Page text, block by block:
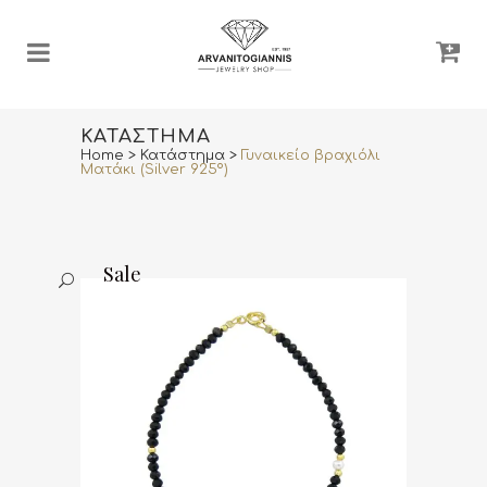
ΚΑΤΆΣΤΗΜΑ
Home > Κατάστημα >
Γυναικείο βραχιόλι
Ματάκι (Silver 925º)
Sale